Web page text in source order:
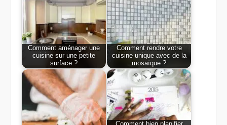
Comment aménager une
cuisine sur une petite
surface ?
Comment rendre votre
cuisine unique avec de la
mosaïque ?